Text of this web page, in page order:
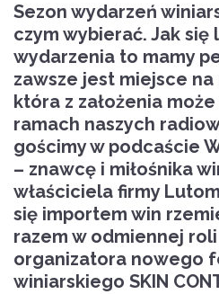
Sezon wydarzeń
czym wybierać. Jak się
wydarzenia to mamy
zawsze jest miejsce
która z założenia
ramach naszych
gościmy w podcaście
– znawcę i miłośnika
właściciela firmy
się importem win
razem w odmiennej
organizatora nowego
winiarskiego SKIN